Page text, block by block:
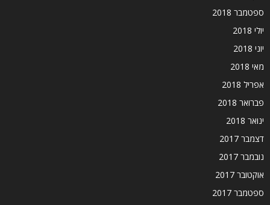
ספטמבר 2018
יולי 2018
יוני 2018
מאי 2018
אפריל 2018
פברואר 2018
ינואר 2018
דצמבר 2017
נובמבר 2017
אוקטובר 2017
ספטמבר 2017